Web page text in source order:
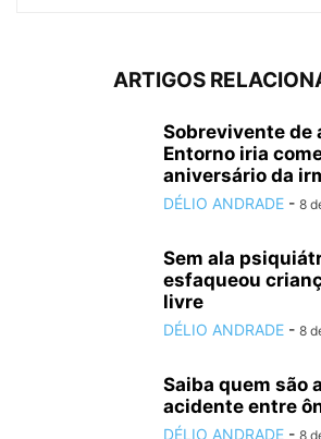
ARTIGOS
Sobrevivente de
Entorno iria
aniversário da
DÉLIO ANDRADE - 8
Sem ala
esfaqueou
livre
DÉLIO ANDRADE - 8
Saiba quem são
acidente entre
DÉLIO ANDRADE - 8